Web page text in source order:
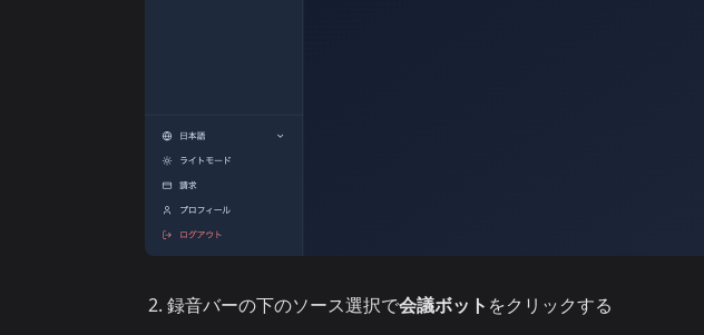
録音バーの下のソース選択で会議ボット をクリックする